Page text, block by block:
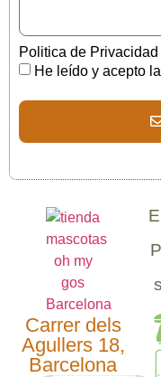
Politica de Privacidad
He leído y acepto la
Carrer dels
Agullers 18,
Barcelona